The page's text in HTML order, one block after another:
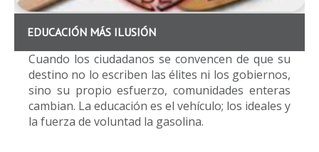
EDUCACIÓN MÁS ILUSIÓN
Cuando los ciudadanos se convencen de que su
destino no lo escriben las élites ni los gobiernos,
sino su propio esfuerzo, comunidades enteras
cambian. La educación es el vehículo; los ideales y
la fuerza de voluntad la gasolina.